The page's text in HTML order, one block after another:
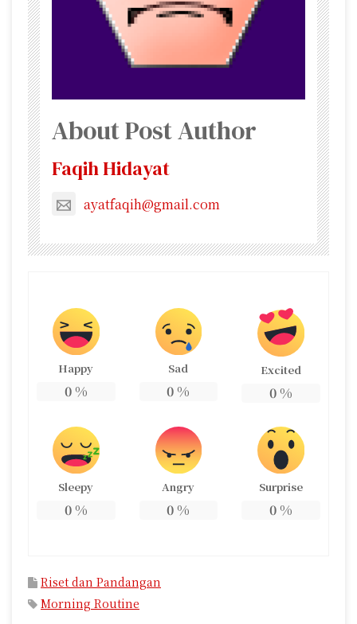
About Post Author
Faqih Hidayat
ayatfaqih@gmail.com
Happy
0%
Sad
0 %
Excited
0 %
Sleepy
0%
Angry
0 %
Surprise
0 %
Riset dan Pandangan
Morning Routine